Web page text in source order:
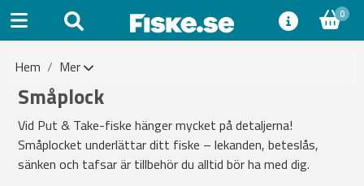
0
Hem Mer
Småplock
Vid Put & Take-fiske hänger mycket på detaljerna!
Småplocket underlättar ditt fiske – lekanden, beteslås,
sänken och tafsar är tillbehör du alltid bör ha med dig.